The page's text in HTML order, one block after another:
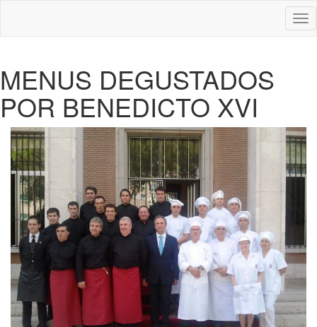
MENUS DEGUSTADOS
POR BENEDICTO XVI